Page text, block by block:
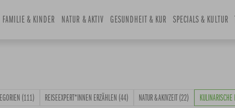
FAMILIE & KINDER NATUR & AKTIV GESUNDHEIT & KUR SPECIALS & KULTUR
(111) REISEEXPERT*INNEN ERZÄHLEN (44) NATUR & AKIVZEIT(22)
select
key